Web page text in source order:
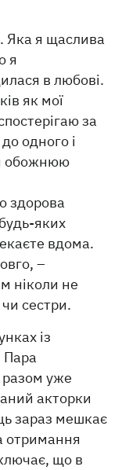
Яка я щаслива
я
в любові.
як мої
за
одного і
обожнюю
здорова
яких
вдома.
–
ніколи не
сестри.
із
Пара
уже
акторки
зараз мешкає
отримання
що в